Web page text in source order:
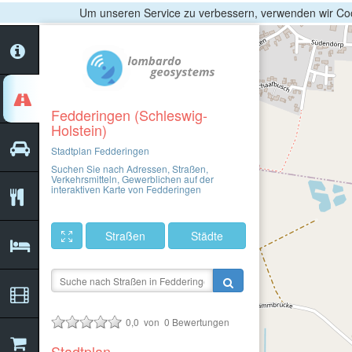
Um unseren Service zu verbessern, verwenden wir
Fedderingen (Schleswig-
Holstein)
Stadtplan Fedderingen
Suchen Sie nach Adressen, Straßen,
Verkehrsmitteln, Gewerblichen auf der
interaktiven Karte von Fedderingen
Straßen Städte
0,0 von 0 Bewertungen